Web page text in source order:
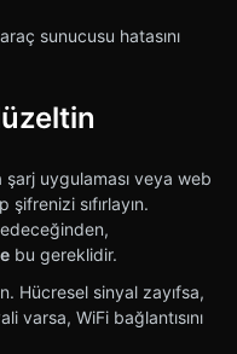
sunucusu hatasını
uygulaması veya web
şifrenizi sıfırlayın.
bu gereklidir.
Hücresel sinyal zayıfsa,
varsa, WiFi bağlantısını